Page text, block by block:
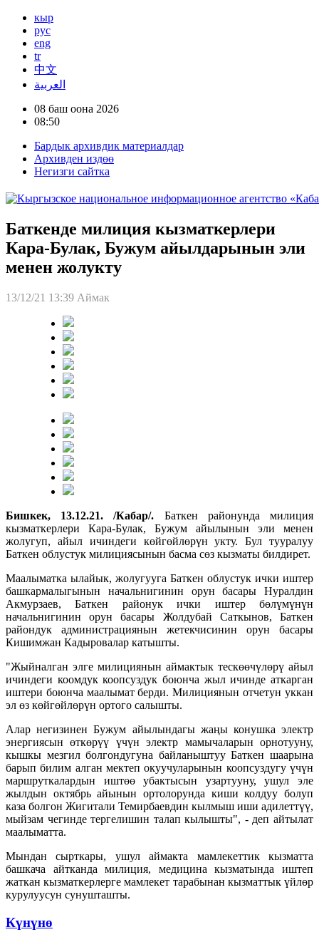
кыр
рус
eng
tr
中文
العربية
08 баш оона 2026
08:50
Бардык архивдик материалдар
Архивден издөө
Негизги сайтка
Баткенде милиция кызматкерлери
Кара-Булак, Бужум айылдарынын эли
менен жолукту
13/12/21 13:39 Аймак
Бишкек, 13.12.21. /Кабар/. Баткен районунда милиция
кызматкерлери Кара-Булак, Бужум айылынын эли менен
жолугуп, айыл ичиндеги көйгөйлөрүн укту. Бул тууралуу
Баткен облустук милициясынын басма сөз кызматы билдирет.
Маалыматка ылайык, жолугууга Баткен облустук ички иштер
башкармалыгынын начальнигинин орун басары Нуралдин
Акмурзаев, Баткен районук ички иштер бөлүмүнүн
начальнигинин орун басары Жолдубай Саткынов, Баткен
райондук администрациянын жетекчисинин орун басары
Кишимжан Кадыровалар катышты.
"Жыйналган элге милициянын аймактык тескөөчүлөрү айыл
ичиндеги коомдук коопсуздук боюнча жыл ичинде аткарган
иштери боюнча маалымат берди. Милициянын отчетун уккан
эл өз көйгөйлөрүн ортого салышты.
Алар негизинен Бужум айылындагы жаңы конушка электр
энергиясын өткөрүү үчүн электр мамычаларын орнотууну,
кышкы мезгил болгондугуна байланыштуу Баткен шаарына
барып билим алган мектеп окуучуларынын коопсуздугу үчүн
маршруткалардын иштөө убактысын узартууну, ушул эле
жылдын октябрь айынын ортолорунда киши колдуу болуп
каза болгон Жигитали Темирбаевдин кылмыш иши адилеттүү,
мыйзам чегинде тергелишин талап кылышты", - деп айтылат
маалыматта.
Мындан сырткары, ушул аймакта мамлекеттик кызматта
башкача айтканда милиция, медицина кызматында иштеп
жаткан кызматкерлерге мамлекет тарабынан кызматтык үйлөр
курулуусун сунушташты.
Күнүнө